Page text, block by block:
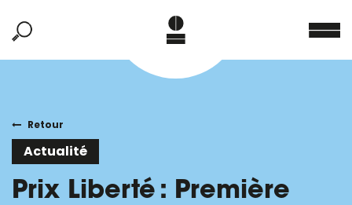
Retour
Actualité
Prix Liberté : Première